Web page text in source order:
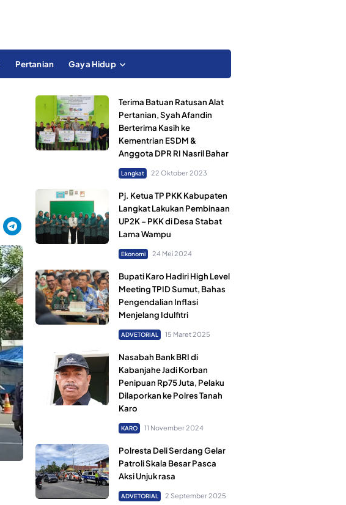
Pertanian Gaya Hidup
Terima Batuan Ratusan Alat
Pertanian, Syah Afandin
Berterima Kasih ke
Kementrian ESDM &
Anggota DPR RI Nasril Bahar
Langkat 22 Oktober 2023
Pj. Ketua TP PKK Kabupaten
Langkat Lakukan Pembinaan
UP2K – PKK di Desa Stabat
Lama Wampu
Ekonomi 24 Mei 2024
Bupati Karo Hadiri High Level
Meeting TPID Sumut, Bahas
Pengendalian Inflasi
Menjelang Idulfitri
ADVETORIAL 15 Maret 2025
Nasabah Bank BRI di
Kabanjahe Jadi Korban
Penipuan Rp75 Juta, Pelaku
Dilaporkan ke Polres Tanah
Karo
KARO 11 November 2024
Polresta Deli Serdang Gelar
Patroli Skala Besar Pasca
Aksi Unjuk rasa
ADVETORIAL 2 September 2025